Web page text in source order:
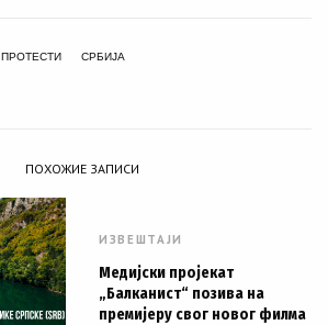
ПРОТЕСТИ СРБИЈА
ПОХОЖИЕ ЗАПИСИ
ИЗВЕШТАЈИ
Медијски пројекат
„Балканист“ позива на
премијеру свог новог филма